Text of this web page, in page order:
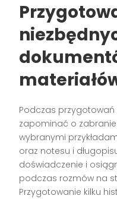
Podczas
zapominać o
wybranymi
oraz notesu i
doświadczenie i
podczas rozmów na
Przygotowanie kilku